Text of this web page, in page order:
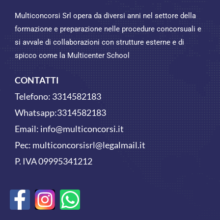
Multiconcorsi Srl opera da diversi anni nel settore della
formazione e preparazione nelle procedure concorsuali e
si avvale di collaborazioni con strutture esterne e di
spicco come la Multicenter School
CONTATTI
Telefono: 3314582183
Whatsapp:3314582183
Email: info@multiconcorsi.it
Pec: multiconcorsisrl@legalmail.it
P. IVA 09995341212
F
W